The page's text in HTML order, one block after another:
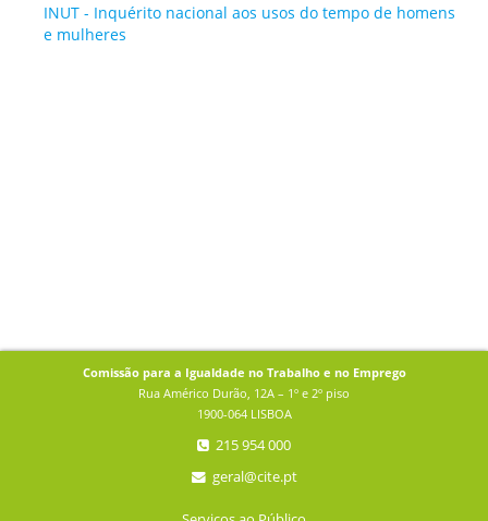
INUT - Inquérito nacional aos usos do tempo de homens
e mulheres
Comissão para a Igualdade no Trabalho e no Emprego
Rua Américo Durão, 12A – 1º e 2º piso
1900-064 LISBOA
215 954 000
geral@cite.pt